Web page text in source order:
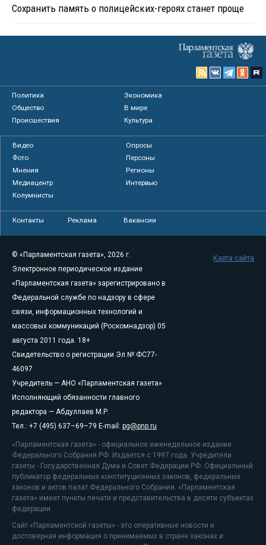
Сохранить память о полицейских-героях станет проще
Политика
Экономика
Общество
В мире
Происшествия
Культура
Видео
Опросы
Фото
Персоны
Мнения
Регионы
Медиацентр
Интервью
Колумнисты
Контакты Реклама Вакансии
© «Парламентская газета», 2026 г.
Электронное периодическое издание
«Парламентская газета» зарегистрировано в
Федеральной службе по надзору в сфере
связи, информационных технологий и
массовых коммуникаций (Роскомнадзор) 05
августа 2011 года. 18+
Свидетельство о регистрации Эл № ФС77-
46097
Учредитель — АНО «Парламентская газета»
Исполняющий обязанности главного
редактора — Абдуллаев М.Р.
Тел.: +7 (495) 637–69–79 E-mail: pg@pnp.ru
«Парламентская газета» - официальное еженедельное издание
Федерального Собрания РФ. Издается с 1997 года. Учредители
газеты - Государственная Дума и Совет Федерации РФ. Официальный
публикатор федеральных конституционных законов, федеральных
законов и актов палат Федерального Собрания. «Парламентская
газета» имеет пункты печати и представительства в десяти субъектах
федерации.
Сайт «Парламентской газеты» - это оперативные новости и
достоверная информация о принимаемых в стране законах и
Карта сайта